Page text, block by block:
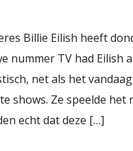
Billie Eilish heeft
nummer TV had Eilish
net als het
shows. Ze speelde het
echt dat deze […]